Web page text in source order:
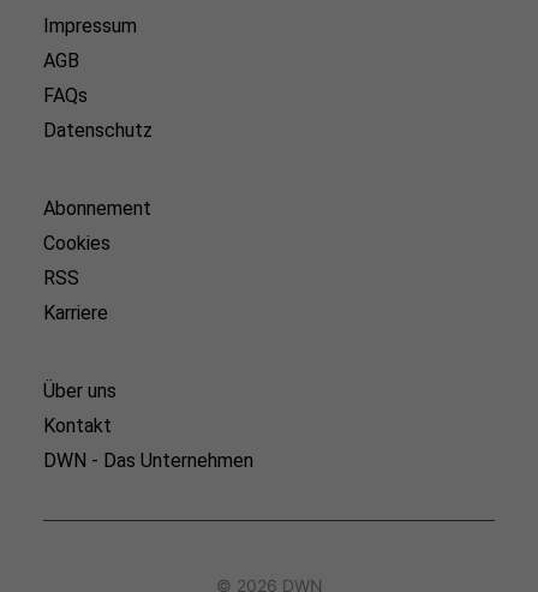
Impressum
AGB
FAQs
Datenschutz
Abonnement
Cookies
RSS
Karriere
Über uns
Kontakt
DWN - Das Unternehmen
© 2026 DWN